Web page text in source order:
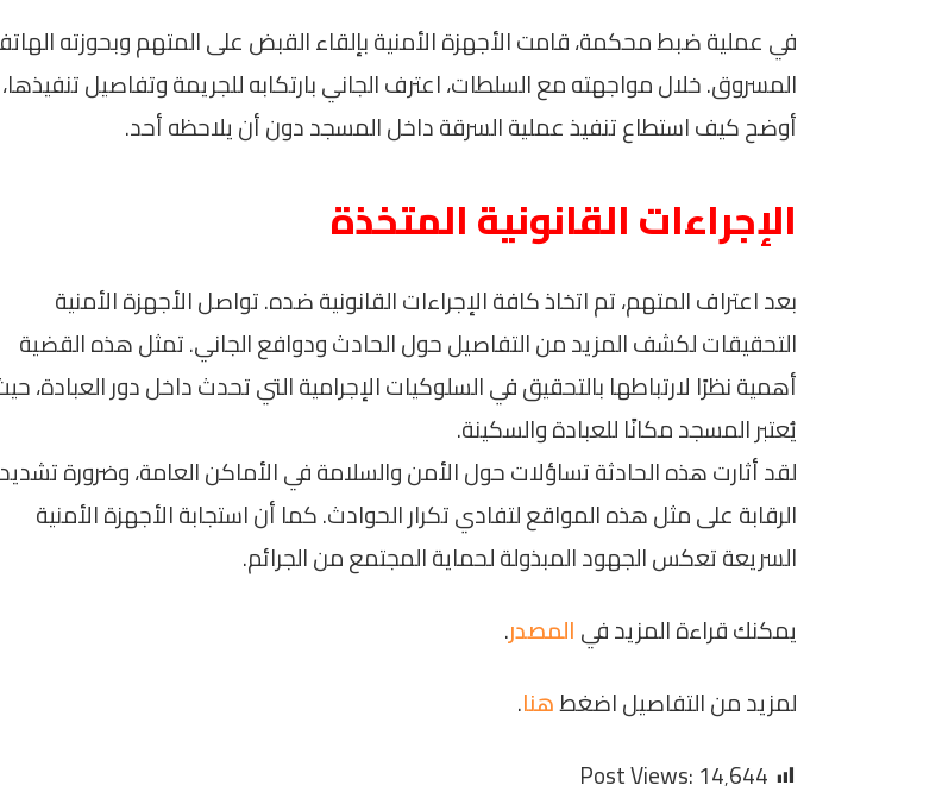
في عملية ضبط محكمة، قامت الأجهزة الأمنية بإلقاء القبض على المتهم وبحوزته
المسروق. خلال مواجهته مع السلطات، اعترف الجاني بارتكابه للجريمة وتفاصيل
أوضح كيف استطاع تنفيذ عملية السرقة داخل المسجد دون أن يلاحظه أحد.
الإجراءات القانونية المتخذة
بعد اعتراف المتهم، تم اتخاذ كافة الإجراءات القانونية ضده. تواصل الأجهزة الأمنية
التحقيقات لكشف المزيد من التفاصيل حول الحادث ودوافع الجاني. تمثل هذه القضية
أهمية نظرًا لارتباطها بالتحقيق في السلوكيات الإجرامية التي تحدث داخل دور العبادة،
يُعتبر المسجد مكانًا للعبادة والسكينة.
لقد أثارت هذه الحادثة تساؤلات حول الأمن والسلامة في الأماكن العامة، وضرورة تشديد
الرقابة على مثل هذه المواقع لتفادي تكرار الحوادث. كما أن استجابة الأجهزة الأمنية
السريعة تعكس الجهود المبذولة لحماية المجتمع من الجرائم.
يمكنك قراءة المزيد فيالمصدر.
لمزيد من التفاصيل اضغطهنا.
Post Views:14٬644